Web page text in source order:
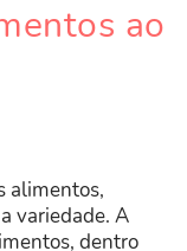
ao
alimentos,
variedade. A
dentro